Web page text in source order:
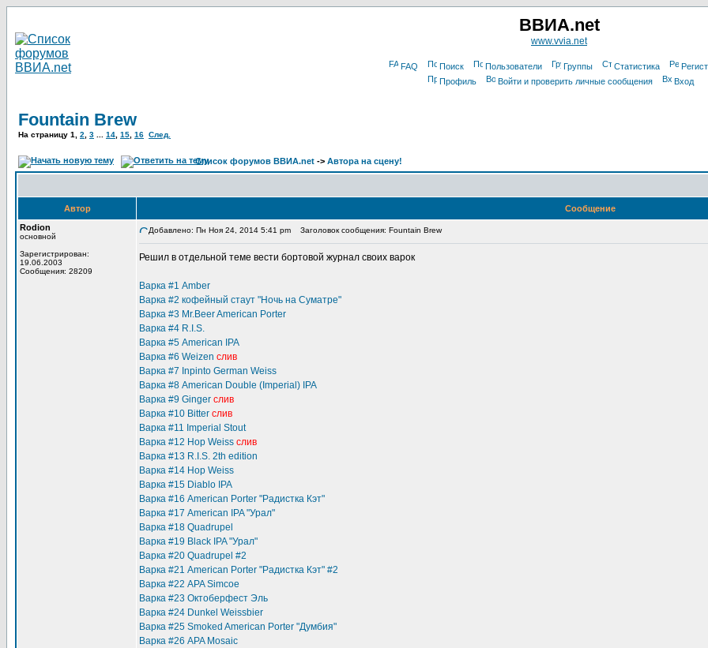
ВВИА.net
www.vvia.net
FAQ Поиск Пользователи Группы Статистика
Профиль
Войти и проверить личные сообщения Вход
Fountain Brew
На страницу 1 2 3 14 15 16 След.
Список форумов ВВИА.net -> Автора на сцену!
Автор
Сообщение
Rodion
основной
Зарегистрирован:
19.06.2003
Сообщения: 28209
Добавлено: Пн Ноя 24, 2014 5:41 pm Заголовок сообщения: Fountain Brew
Решил в отдельной теме вести бортовой журнал своих варок
Варка #1 Amber
Варка #2 кофейный стаут "Ночь на Суматре"
Варка #3 Mr.Beer American Porter
Варка #4 R.I.S.
Варка #5 American IPA
Варка #6 Weizen слив
Варка #7 Inpinto German Weiss
Варка #8 American Double (Imperial) IPA
Варка #9 Ginger слив
Варка #10 Bitter слив
Варка #11 Imperial Stout
Варка #12 Hop Weiss слив
Варка #13 R.I.S. 2th edition
Варка #14 Hop Weiss
Варка #15 Diablo IPA
Варка #16 American Porter "Радистка Кэт"
Варка #17 American IPA "Урал"
Варка #18 Quadrupel
Варка #19 Black IPA "Урал"
Варка #20 Quadrupel #2
Варка #21 American Porter "Радистка Кэт" #2
Варка #22 APA Simcoe
Варка #23 Октоберфест Эль
Варка #24 Dunkel Weissbier
Варка #25 Smoked American Porter "Думбия"
Варка #26 APA Mosaic